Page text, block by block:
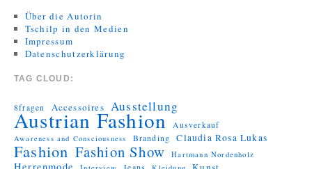
Über die Autorin
Tschilp in den Medien
Impressum
Datenschutzerklärung
TAG CLOUD:
8fragen Accessoires Ausstellung
Austrian Fashion Ausverkauf
Awareness and Consciousness Branding Claudia Rosa Lukas
Fashion Fashion Show Hartmann Nordenholz